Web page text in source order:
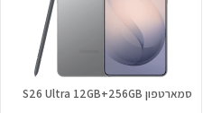
סמארטפון S26 Ultra 12GB+256GB